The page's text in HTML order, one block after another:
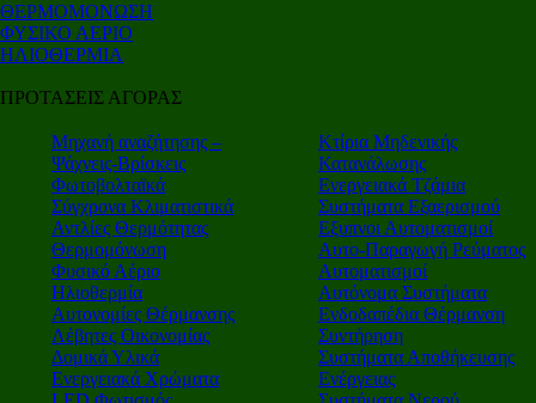
ΘΕΡΜΟΜΟΝΩΣΗ
ΦΥΣΙΚΟ ΑΕΡΙΟ
ΗΛΙΟΘΕΡΜΙΑ
ΠΡΟΤΑΣΕΙΣ ΑΓΟΡΑΣ
Μηχανή αναζήτησης –
Ψάχνεις-Βρίσκεις
Φωτοβολταϊκά
Σύγχρονα Κλιματιστικά
Αντλίες Θερμότητας
Θερμομόνωση
Φυσικό Αέριο
Ηλιοθερμία
Αυτονομίες Θέρμανσης
Λέβητες Οικονομίας
Δομικά Υλικά
Ενεργειακά Χρώματα
Κτίρια Μηδενικής
Κατανάλωσης
Ενεργειακά Τζάμια
Συστήματα Εξαερισμού
Εξυπνοι Αυτοματισμοί
Αυτο-Παραγωγή Ρεύματος
Αυτοματισμοί
Αυτόνομα Συστήματα
Ενδοδαπέδια Θέρμανση
Συντήρηση
Συστήματα Αποθήκευσης
Ενέργειας